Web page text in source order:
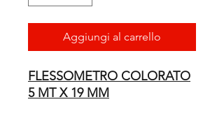
Aggiungi al carrello
FLESSOMETRO COLORATO
5 MT X 19 MM